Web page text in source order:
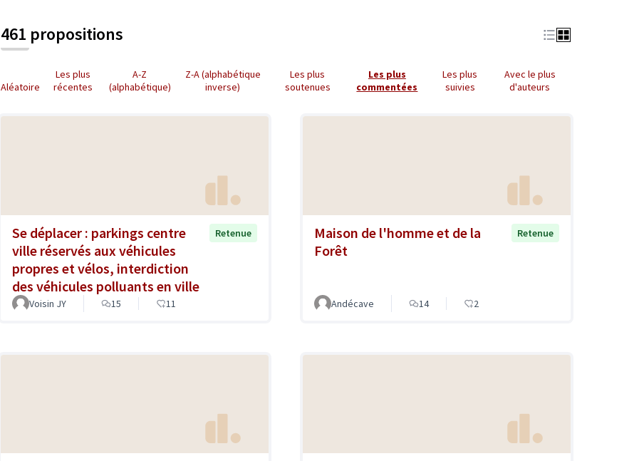
461 propositions
Aléatoire
Les plus
récentes
A-Z
(alphabétique)
Z-A (alphabétique
inverse)
Les plus
soutenues
Les plus
commentées
Les plus
suivies
Avec le plus
d'auteurs
Se déplacer : parkings centre
ville réservés aux véhicules
propres et vélos, interdiction
des véhicules polluants en ville
Retenue
Voisin JY 15 11
Maison de l'homme et de la
Forêt
Retenue
Andécave 14 2